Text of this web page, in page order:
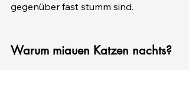
gegenüber fast stumm sind.
Warum miauen Katzen nachts?